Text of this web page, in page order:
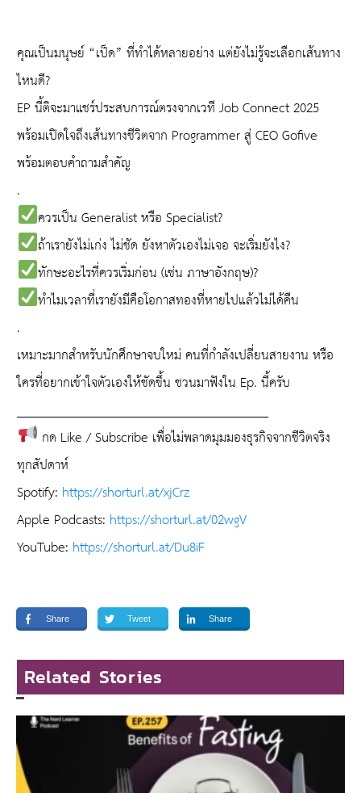
คุณเป็นมนุษย์ “เป็ด” ที่ทำได้หลายอย่าง แต่ยังไม่รู้จะเลือกเส้นทาง
ไหนดี?
EP นี้ติจะมาแชร์ประสบการณ์ตรงจากเวที Job Connect 2025
พร้อมเปิดใจถึงเส้นทางชีวิตจาก Programmer สู่ CEO Gofive
พร้อมตอบคำถามสำคัญ
.
ควรเป็น Generalist หรือ Specialist?
ถ้าเรายังไม่เก่ง ไม่ชัด ยังหาตัวเองไม่เจอ จะเริ่มยังไง?
ทักษะอะไรที่ควรเริ่มก่อน (เช่น ภาษาอังกฤษ)?
ทำไมเวลาที่เรายังมีคือโอกาสทองที่หายไปแล้วไม่ได้คืน
.
เหมาะมากสำหรับนักศึกษาจบใหม่ คนที่กำลังเปลี่ยนสายงาน หรือ
ใครที่อยากเข้าใจตัวเองให้ชัดขึ้น ชวนมาฟังใน Ep. นี้ครับ
_______________________________________
กด Like / Subscribe เพื่อไม่พลาดมุมมองธุรกิจจากชีวิตจริง
ทุกสัปดาห์
Spotify: https://shorturl.at/xjCrz
Apple Podcasts: https://shorturl.at/02wgV
YouTube: https://shorturl.at/Du8iF
Share Tweet Share
Related Stories